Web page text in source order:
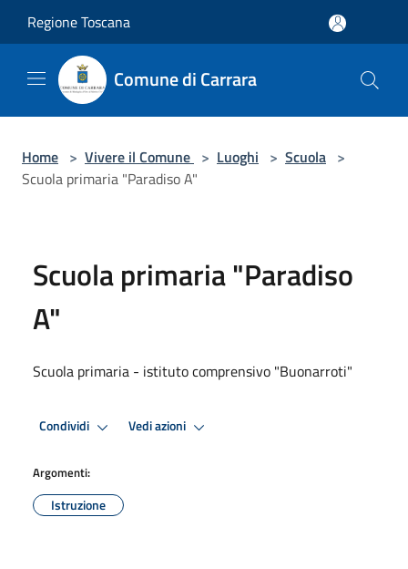
Regione Toscana
Comune di Carrara
Home > Vivere il Comune > Luoghi > Scuola >
Scuola primaria "Paradiso A"
Scuola primaria "Paradiso
A"
Scuola primaria - istituto comprensivo "Buonarroti"
Condividi Vedi azioni
Argomenti:
Istruzione